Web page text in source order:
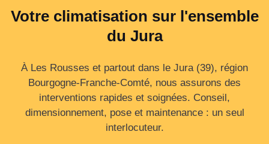
Votre climatisation sur l'ensemble
du Jura
À Les Rousses et partout dans le Jura (39), région
Bourgogne‑Franche‑Comté, nous assurons des
interventions rapides et soignées. Conseil,
dimensionnement, pose et maintenance : un seul
interlocuteur.